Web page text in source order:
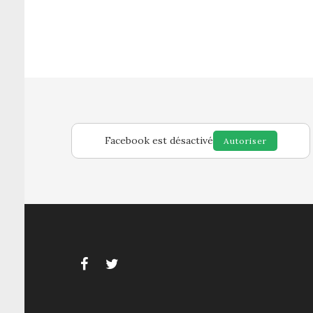
Facebook est désactivé Autoriser